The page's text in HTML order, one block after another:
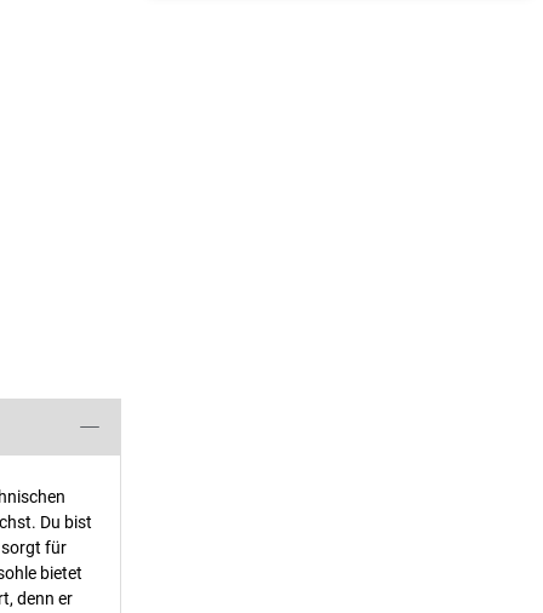
Du bist
sorgt für
bietet
denn er